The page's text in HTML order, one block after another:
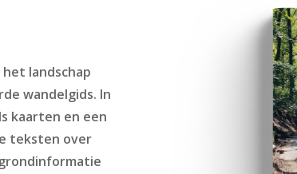
landschap
wandelgids. In
kaarten en een
teksten over